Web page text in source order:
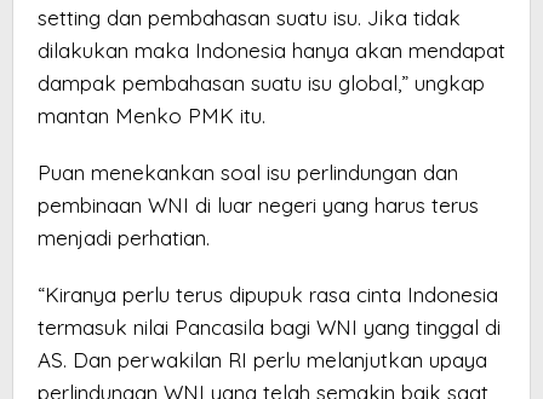
setting dan pembahasan suatu isu. Jika tidak
dilakukan maka Indonesia hanya akan mendapat
dampak pembahasan suatu isu global,” ungkap
mantan Menko PMK itu.
Puan menekankan soal isu perlindungan dan
pembinaan WNI di luar negeri yang harus terus
menjadi perhatian.
“Kiranya perlu terus dipupuk rasa cinta Indonesia
termasuk nilai Pancasila bagi WNI yang tinggal di
AS. Dan perwakilan RI perlu melanjutkan upaya
perlindungan WNI yang telah semakin baik saat